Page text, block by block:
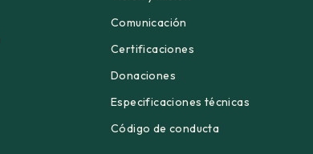
Comunicación
Certificaciones
Donaciones
Especificaciones técnicas
Código de conducta